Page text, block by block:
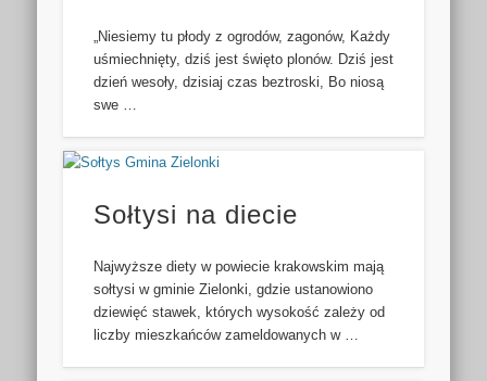
„Niesiemy tu płody z ogrodów, zagonów, Każdy
uśmiechnięty, dziś jest święto plonów. Dziś jest
dzień wesoły, dzisiaj czas beztroski, Bo niosą
swe …
Sołtysi na diecie
Najwyższe diety w powiecie krakowskim mają
sołtysi w gminie Zielonki, gdzie ustanowiono
dziewięć stawek, których wysokość zależy od
liczby mieszkańców zameldowanych w …